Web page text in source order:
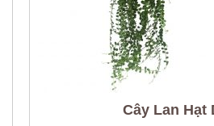
Cây Lan Hạt